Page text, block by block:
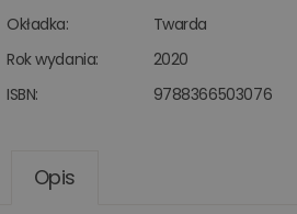
Okładka:
Twarda
Rok wydania:
2020
ISBN:
9788366503076
Opis